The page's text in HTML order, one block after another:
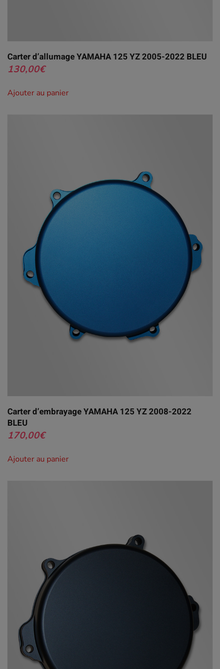
Carter d’allumage YAMAHA 125 YZ 2005-2022 BLEU
130,00€
Ajouter au panier
Carter d’embrayage YAMAHA 125 YZ 2008-2022
BLEU
170,00€
Ajouter au panier